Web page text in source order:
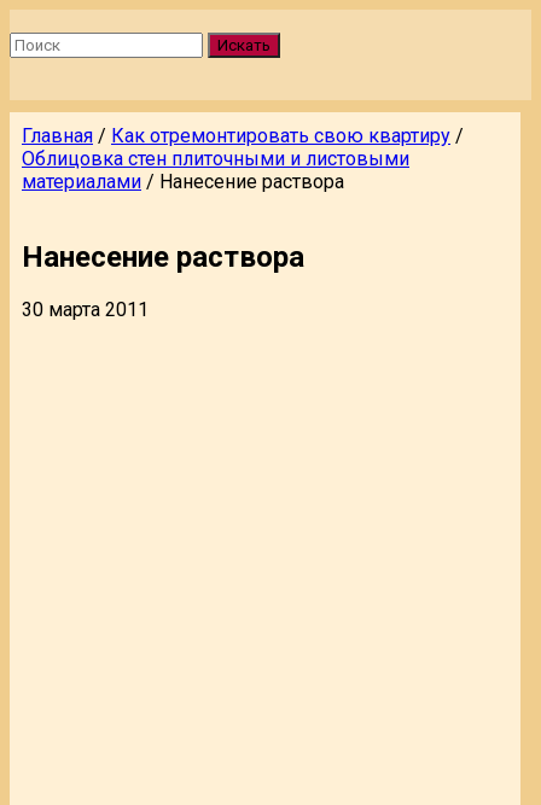
Искать
Главная / Как отремонтировать свою квартиру /
Облицовка стен плиточными и листовыми
материалами / Нанесение раствора
Нанесение раствора
30 марта 2011